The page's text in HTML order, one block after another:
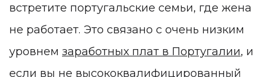
встретите португальские семьи, где жена
не работает. Это связано с очень низким
уровнем заработных плат в Португалии, и
если вы не высококвалифицированный